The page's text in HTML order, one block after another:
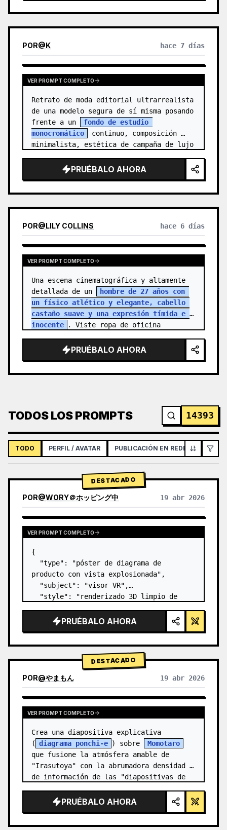
POR@K hace 7 días
VER PROMPT COMPLETO
Retrato de moda editorial ultrarrealista
de una modelo segura de sí misma posando
frente a un
fondo de estudio
monocromático
continuo, composición
minimalista, estética de campaña de lujo
PRUÉBALO AHORA
POR@LILY COLLINS hace 6 días
VER PROMPT COMPLETO
Una escena cinematográfica y altamente
detallada de un
hombre de 27 años con
un físico atlético y elegante, cabello
castaño suave y una expresión tímida e
inocente
. Viste ropa de oficina
PRUÉBALO AHORA
TODOS LOS PROMPTS 14393
TODO PERFIL / AVATAR PUBLICACIÓN EN REDES SOCIALES
DESTACADO
POR@WORY＠ホッピング中 19 abr 2026
VER PROMPT COMPLETO
{
  "type": "póster de diagrama de
producto con vista explosionada",
  "subject": "visor VR",
  "style": "renderizado 3D limpio de
detalles brillantes",
  "background": "{argument
PRUÉBALO AHORA
DESTACADO
POR@やまもん 19 abr 2026
VER RESULTADOS DE OTROS MODELOS
VER PROMPT COMPLETO
Crea una diapositiva explicativa
( diagrama ponchi-e ) sobre
Momotaro
que fusione la atmósfera amable de
"Irasutoya" con la abrumadora densidad
de información de las "diapositivas de
PRUÉBALO AHORA